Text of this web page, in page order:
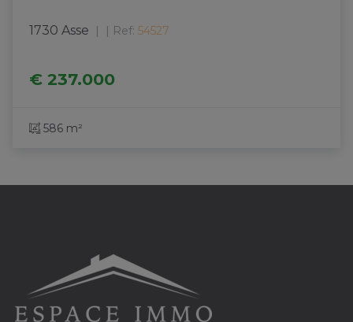
1730 Asse | Ref: 54527
€ 237.000
586 m²